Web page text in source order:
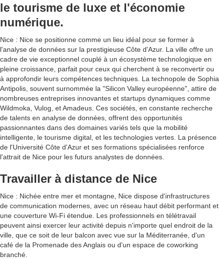
le tourisme de luxe et l'économie
numérique.
Nice : Nice se positionne comme un lieu idéal pour se former à
l'analyse de données sur la prestigieuse Côte d'Azur. La ville offre un
cadre de vie exceptionnel couplé à un écosystème technologique en
pleine croissance, parfait pour ceux qui cherchent à se reconvertir ou
à approfondir leurs compétences techniques. La technopole de Sophia
Antipolis, souvent surnommée la "Silicon Valley européenne", attire de
nombreuses entreprises innovantes et startups dynamiques comme
Wildmoka, Vulog, et Amadeus. Ces sociétés, en constante recherche
de talents en analyse de données, offrent des opportunités
passionnantes dans des domaines variés tels que la mobilité
intelligente, le tourisme digital, et les technologies vertes. La présence
de l'Université Côte d'Azur et ses formations spécialisées renforce
l'attrait de Nice pour les futurs analystes de données.
Travailler à distance de Nice
Nice : Nichée entre mer et montagne, Nice dispose d'infrastructures
de communication modernes, avec un réseau haut débit performant et
une couverture Wi-Fi étendue. Les professionnels en télétravail
peuvent ainsi exercer leur activité depuis n'importe quel endroit de la
ville, que ce soit de leur balcon avec vue sur la Méditerranée, d'un
café de la Promenade des Anglais ou d'un espace de coworking
branché.